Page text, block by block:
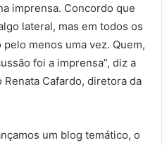
imprensa. Concordo que
lateral, mas em todos os
menos uma vez. Quem,
foi a imprensa”, diz a
Cafardo, diretora da
um blog temático, o